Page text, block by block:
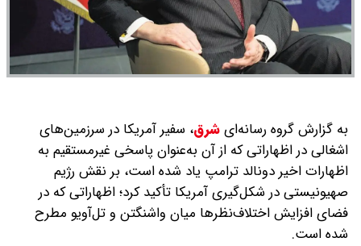
به گزارش گروه رسانه‌ایشرق، سفیر آمریکا در سرزمین‌های
اشغالی در اظهاراتی که از آن به‌عنوان پاسخی غیرمستقیم به
اظهارات اخیر دونالد ترامپ یاد شده است، بر نقش رژیم
صهیونیستی در شکل‌گیری آمریکا تأکید کرد؛ اظهاراتی که در
فضای افزایش اختلاف‌نظرها میان واشنگتن و تل‌آویو مطرح
شده است.